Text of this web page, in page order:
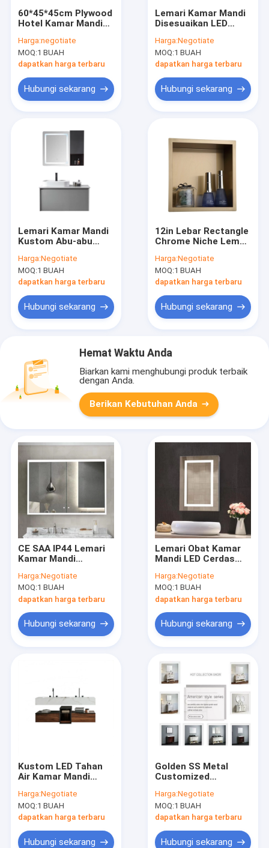
60*45*45cm Plywood
Hotel Kamar Mandi
Dengan Kastor
Harga:negotiate
MOQ:1 BUAH
dapatkan harga terbaru
Hubungi sekarang
Lemari Kamar Mandi
Disesuaikan LED
Particle Board Vanity
Harga:Negotiate
MOQ:1 BUAH
dapatkan harga terbaru
Hubungi sekarang
Lemari Kamar Mandi
Kustom Abu-abu
Cahaya LED 40 Inch
Bath Vanity
Harga:Negotiate
MOQ:1 BUAH
dapatkan harga terbaru
Hubungi sekarang
12in Lebar Rectangle
Chrome Niche Lemari
Kesombongan
Harga:Negotiate
MOQ:1 BUAH
dapatkan harga terbaru
Hubungi sekarang
Hemat Waktu Anda
Biarkan kami menghubungi produk terbaik
dengan Anda.
Berikan Kebutuhan Anda
CE SAA IP44 Lemari
Kamar Mandi
Anodized Aluminium
Wall Mounted Vanity
Harga:Negotiate
MOQ:1 BUAH
dapatkan harga terbaru
Hubungi sekarang
Lemari Obat Kamar
Mandi LED Cerdas
Dengan Cermin
Harga:Negotiate
MOQ:1 BUAH
dapatkan harga terbaru
Hubungi sekarang
Kustom LED Tahan
Air Kamar Mandi
Tahan Air Modern
Wall Mount Vanity
Harga:Negotiate
MOQ:1 BUAH
dapatkan harga terbaru
Hubungi sekarang
Golden SS Metal
Customized
35'' Marmer
Countertop Sink
Vanity
Harga:Negotiate
MOQ:1 BUAH
dapatkan harga terbaru
Hubungi sekarang